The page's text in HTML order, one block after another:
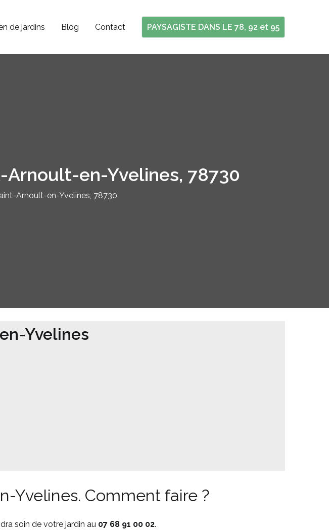
de jardins Blog Contact PAYSAGISTE DANS LE 78, 92 et 95
Arnoult-en-Yvelines, 78730
Arnoult-en-Yvelines, 78730
Yvelines
Yvelines. Comment faire ?
soin de votre jardin au 07 68 91 00 02.